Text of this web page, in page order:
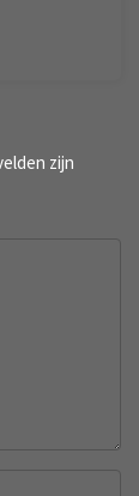
zijn